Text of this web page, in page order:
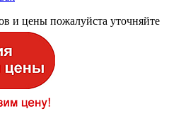
и цены пожалуйста уточняйте